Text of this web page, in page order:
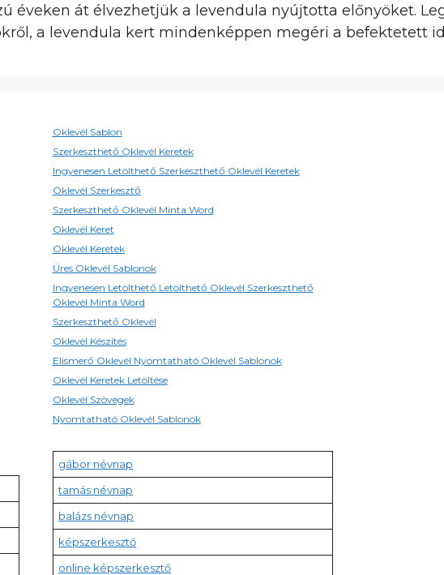
éveken át élvezhetjük a levendula nyújtotta előnyöket.
a levendula kert mindenképpen megéri a befektetett
Oklevél Sablon
Szerkeszthető Oklevél Keretek
Ingyenesen Letölthető Szerkeszthető Oklevél Keretek
Oklevél Szerkesztő
Szerkeszthető Oklevél Minta Word
Oklevél Keret
Oklevél Keretek
Üres Oklevél Sablonok
Ingyenesen Letölthető Letölthető Oklevél Szerkeszthető
Oklevél Minta Word
Szerkeszthető Oklevél
Oklevél Készítés
Elismerő Oklevél Nyomtatható Oklevél Sablonok
Oklevél Keretek Letöltése
Oklevél Szövegek
Nyomtatható Oklevél Sablonok
gábor névnap
tamás névnap
balázs névnap
képszerkesztő
online képszerkesztő